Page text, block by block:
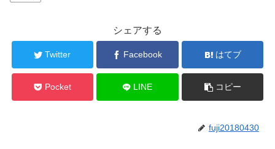
シェアする
Twitter Facebook はてブ
Pocket LINE コピー
fuji20180430